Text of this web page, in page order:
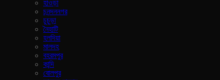
হাওড়া
চনন্দননগর
চুচুড়া
নৈহাটি
হলদিয়া
মালদহ
বহরমপুর
কান্দি
বোলপুর